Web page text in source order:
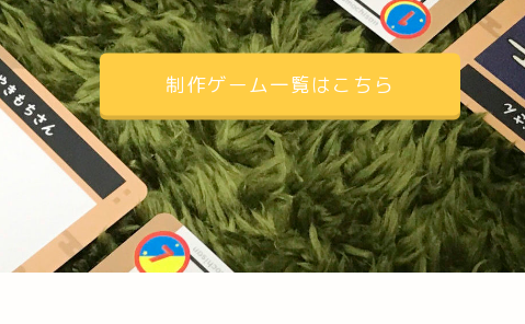
制作ゲーム一覧はこちら